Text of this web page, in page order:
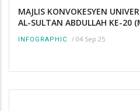
MAJLIS KONVOKESYEN
AL-SULTAN ABDULLAH KE-20
INFOGRAPHIC / 04 Sep 25